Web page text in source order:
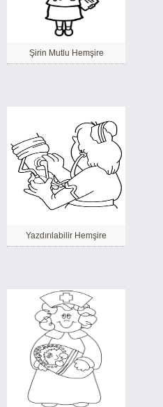
Şirin Mutlu Hemşire
Yazdırılabilir Hemşire